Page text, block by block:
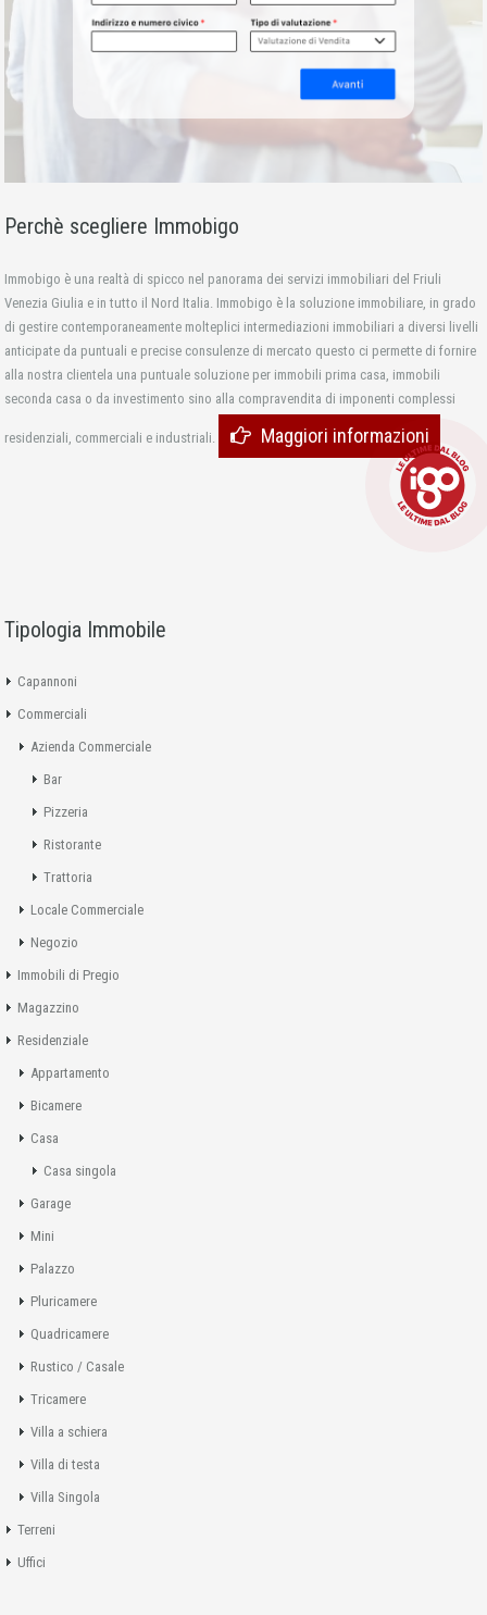
Perchè scegliere Immobigo
Immobigo è una realtà di spicco nel panorama dei servizi immobiliari del Friuli
Venezia Giulia e in tutto il Nord Italia. Immobigo è la soluzione immobiliare, in grado
di gestire contemporaneamente molteplici intermediazioni immobiliari a diversi livelli
anticipate da puntuali e precise consulenze di mercato questo ci permette di fornire
alla nostra clientela una puntuale soluzione per immobili prima casa, immobili
seconda casa o da investimento sino alla compravendita di imponenti complessi
residenziali, commerciali e industriali. Maggiori informazioni
Tipologia Immobile
Capannoni
Commerciali
Azienda Commerciale
Bar
Pizzeria
Ristorante
Trattoria
Locale Commerciale
Negozio
Immobili di Pregio
Magazzino
Residenziale
Appartamento
Bicamere
Casa
Casa singola
Garage
Mini
Palazzo
Pluricamere
Quadricamere
Rustico / Casale
Tricamere
Villa a schiera
Villa di testa
Villa Singola
Terreni
Uffici